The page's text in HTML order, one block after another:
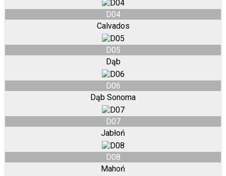
D04
Calvados
D05
Dąb
D06
Dąb Sonoma
D07
Jabłoń
D08
Mahoń